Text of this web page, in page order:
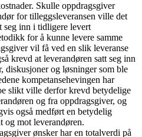
Skulle oppdragsgiver
for tilleggsleveransen ville det
seg inn i tidligere levert
for å kunne levere samme
vil få ved en slik leveranse
krevd at leverandøren satt seg inn
diskusjoner og løsninger som ble
kompetansehevingen har
slikt ville derfor krevd betydelige
og fra oppdragsgiver, og
også medført en betydelig
og mot leverandøren.
ønsker har en totalverdi på